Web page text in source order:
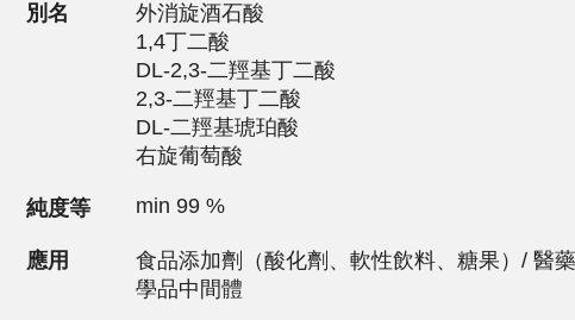
別名
外消旋酒石酸
1,4丁二酸
DL-2,3-二羥基丁二酸
2,3-二羥基丁二酸
DL-二羥基琥珀酸
右旋葡萄酸
純度等 min 99 %
應用
食品添加劑（酸化劑、軟性飲料、糖果）/ 醫
學品中間體